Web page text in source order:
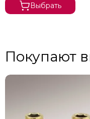
Выбрать
Покупают